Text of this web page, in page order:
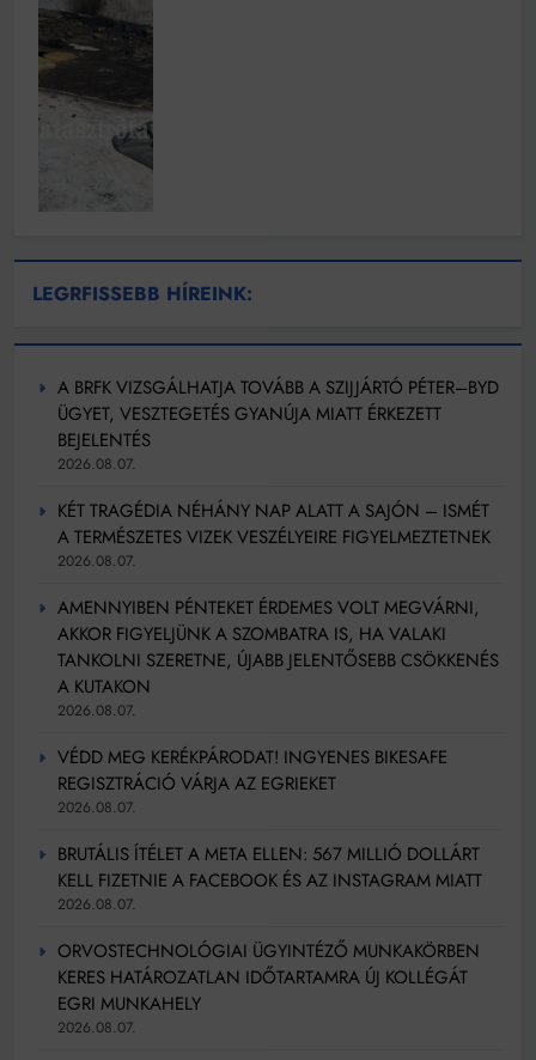
LEGRFISSEBB HÍREINK:
A BRFK VIZSGÁLHATJA TOVÁBB A SZIJJÁRTÓ PÉTER–BYD
ÜGYET, VESZTEGETÉS GYANÚJA MIATT ÉRKEZETT
BEJELENTÉS
2026.08.07.
KÉT TRAGÉDIA NÉHÁNY NAP ALATT A SAJÓN – ISMÉT
A TERMÉSZETES VIZEK VESZÉLYEIRE FIGYELMEZTETNEK
2026.08.07.
AMENNYIBEN PÉNTEKET ÉRDEMES VOLT MEGVÁRNI,
AKKOR FIGYELJÜNK A SZOMBATRA IS, HA VALAKI
TANKOLNI SZERETNE, ÚJABB JELENTŐSEBB CSÖKKENÉS
A KUTAKON
2026.08.07.
VÉDD MEG KERÉKPÁRODAT! INGYENES BIKESAFE
REGISZTRÁCIÓ VÁRJA AZ EGRIEKET
2026.08.07.
BRUTÁLIS ÍTÉLET A META ELLEN: 567 MILLIÓ DOLLÁRT
KELL FIZETNIE A FACEBOOK ÉS AZ INSTAGRAM MIATT
2026.08.07.
ORVOSTECHNOLÓGIAI ÜGYINTÉZŐ MUNKAKÖRBEN
KERES HATÁROZATLAN IDŐTARTAMRA ÚJ KOLLÉGÁT
EGRI MUNKAHELY
2026.08.07.